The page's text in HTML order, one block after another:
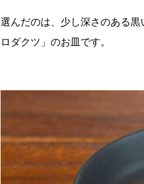
選んだのは、少し深さのある
ロダクツ」のお皿です。